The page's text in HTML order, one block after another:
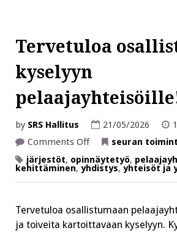
Tervetuloa
kyselyyn
by SRS Hallitus 21/05/2026
Comments Offon
osallistumaan
kyselyyn
pelaajayhteisöille!
seuran
järjestöt, opinnäytetyö,
kehittäminen, yhdistys, yhteisöt ja
Tervetuloa osallistumaan
ja toiveita kartoittavaan kyselyyn.